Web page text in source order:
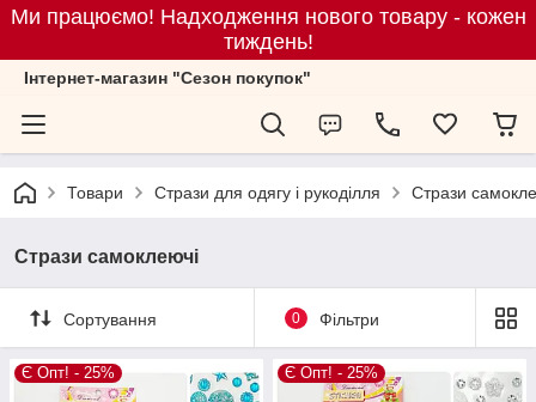
Ми працюємо! Надходження нового товару - кожен
тиждень!
Iнтернет-магазин "Сезон покупок"
Товари Стрази для одягу і рукоділля Стрази
Стрази самоклеючі
Сортування 0 Фільтри
Є Опт! - 25% Є Опт! - 25%